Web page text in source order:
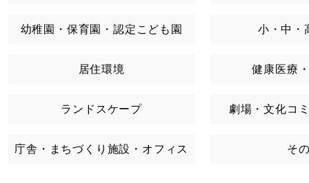
幼稚園・保育園・認定こども園 小・中・
居住環境 健康医療
ランドスケープ 劇場・文化コ
庁舎・まちづくり施設・オフィス そ